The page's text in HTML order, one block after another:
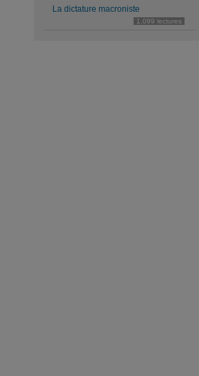
La dictature macroniste
1,099 lectures